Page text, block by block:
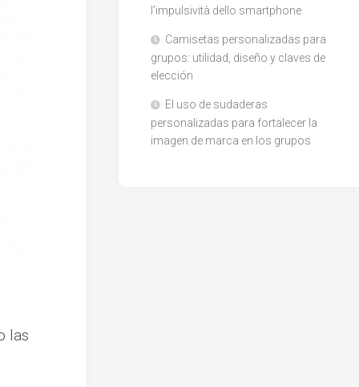
las
l’impulsività dello smartphone
Camisetas personalizadas para
grupos: utilidad, diseño y claves de
elección
El uso de sudaderas
personalizadas para fortalecer la
imagen de marca en los grupos